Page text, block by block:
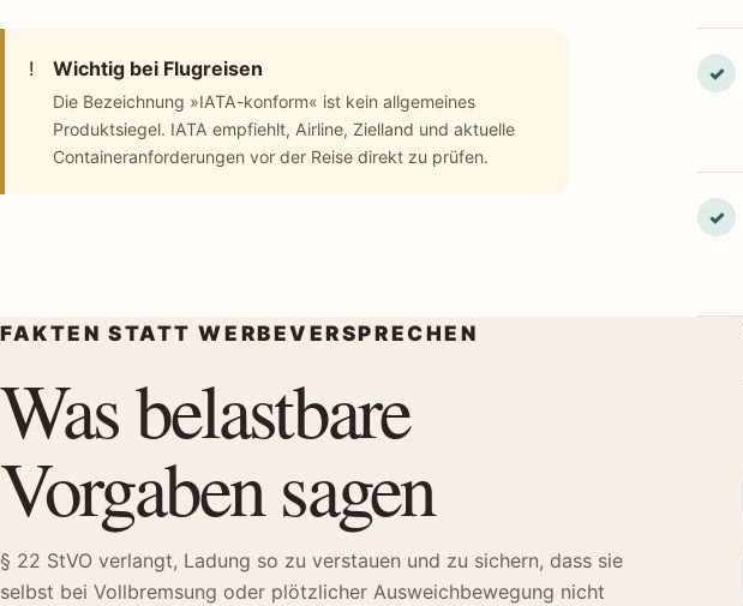
! Wichtig bei Flugreisen
Die Bezeichnung »IATA-konform« ist kein allgemeines
Produktsiegel. IATA empfiehlt, Airline, Zielland und aktuelle
Containeranforderungen vor der Reise direkt zu prüfen.
✓
✓
FAKTEN STATT WERBEVERSPRECHEN
Was belastbare
Vorgaben sagen
§ 22 StVO verlangt, Ladung so zu verstauen und zu sichern, dass sie
selbst bei Vollbremsung oder plötzlicher Ausweichbewegung nicht